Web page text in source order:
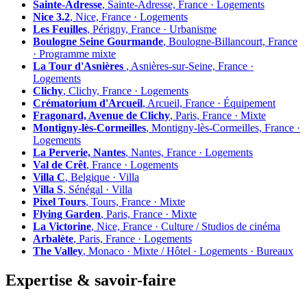
Sainte-Adresse, Sainte-Adresse, France · Logements
Nice 3.2, Nice, France · Logements
Les Feuilles, Périgny, France · Urbanisme
Boulogne Seine Gourmande, Boulogne-Billancourt, France
· Programme mixte
La Tour d'Asnières , Asnières-sur-Seine, France ·
Logements
Clichy, Clichy, France · Logements
Crématorium d'Arcueil, Arcueil, France · Équipement
Fragonard, Avenue de Clichy, Paris, France · Mixte
Montigny-lès-Cormeilles, Montigny-lès-Cormeilles, France ·
Logements
La Perverie, Nantes, Nantes, France · Logements
Val de Crêt, France · Logements
Villa C, Belgique · Villa
Villa S, Sénégal · Villa
Pixel Tours, Tours, France · Mixte
Flying Garden, Paris, France · Mixte
La Victorine, Nice, France · Culture / Studios de cinéma
Arbalète, Paris, France · Logements
The Valley, Monaco · Mixte / Hôtel · Logements · Bureaux
Expertise & savoir-faire